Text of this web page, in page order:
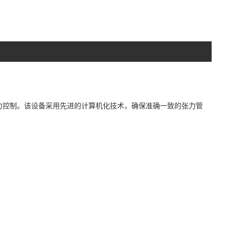
制。该设备采用先进的计算机化技术，确保准确一致的张力管